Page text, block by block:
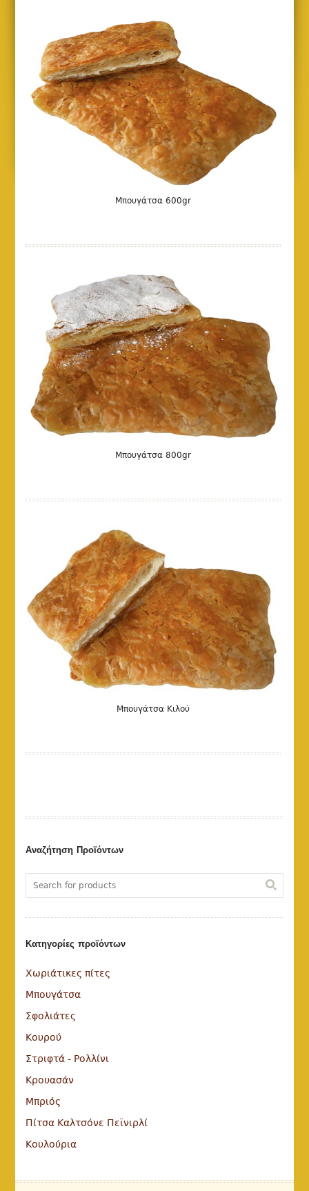
Μπουγάτσα 600gr
DETAILS
Μπουγάτσα 800gr
DETAILS
Μπουγάτσα Κιλού
Αναζήτηση Προϊόντων
Κατηγορίες προϊόντων
Χωριάτικες πίτες
Μπουγάτσα
Σφολιάτες
Κουρού
Στριφτά - Ρολλίνι
Κρουασάν
Μπριός
Πίτσα Καλτσόνε Πεϊνιρλί
Κουλούρια